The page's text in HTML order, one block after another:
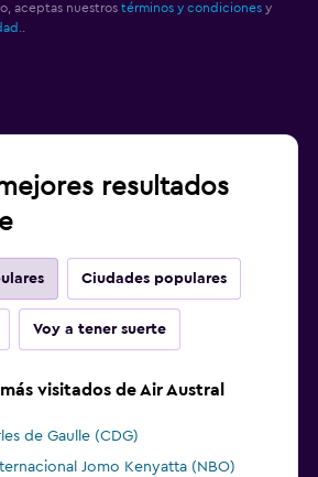
aceptas nuestros términos y condiciones y
resultados
Ciudades populares
Voy a tener suerte
visitados de Air Austral
de Gaulle (CDG)
Jomo Kenyatta (NBO)